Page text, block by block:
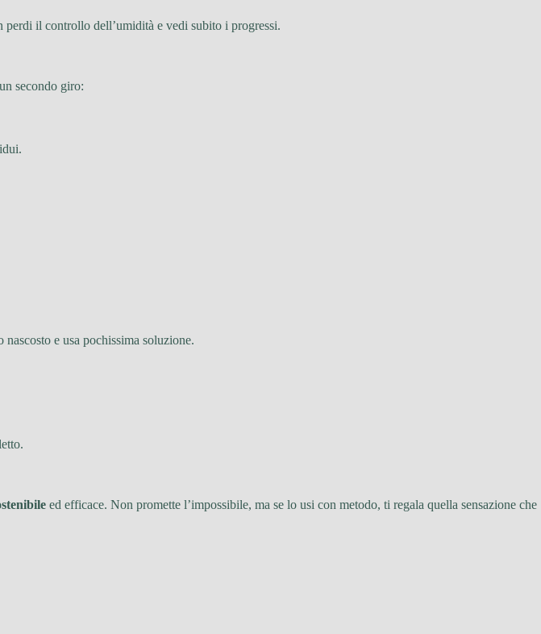
il controllo dell’umidità e vedi subito i progressi.
secondo giro:
e usa pochissima soluzione.
ed efficace. Non promette l’impossibile, ma se lo usi con metodo, ti regala quella sensazione che